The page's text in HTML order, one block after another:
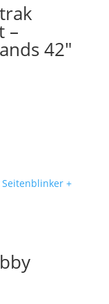
–
42″